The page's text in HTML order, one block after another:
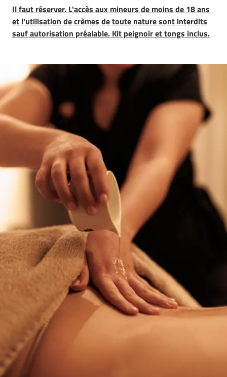
Il faut réserver. L'accès aux mineurs de moins de 18 ans
et l'utilisation de crèmes de toute nature sont interdits
sauf autorisation préalable. Kit peignoir et tongs inclus.